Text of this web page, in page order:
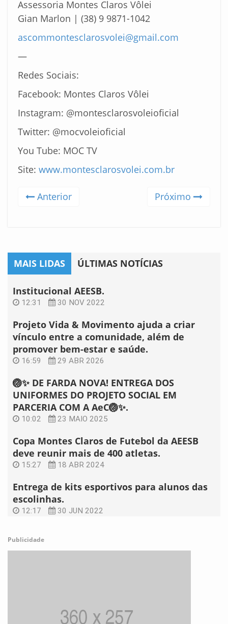
Assessoria Montes Claros Vôlei
Gian Marlon | (38) 9 9871-1042
ascommontesclarosvolei@gmail.com
—
Redes Sociais:
Facebook: Montes Claros Vôlei
Instagram: @montesclarosvoleioficial
Twitter: @mocvoleioficial
You Tube: MOC TV
Site: www.montesclarosvolei.com.br
Anterior Próximo
MAIS LIDAS ÚLTIMAS NOTÍCIAS
Institucional AEESB.
12:31 30 NOV 2022
Projeto Vida & Movimento ajuda a criar
vínculo entre a comunidade, além de
promover bem-estar e saúde.
16:59 29 ABR 2026
🏐✨ DE FARDA NOVA! ENTREGA DOS
UNIFORMES DO PROJETO SOCIAL EM
PARCERIA COM A AeC🏐✨.
10:02 23 MAIO 2025
Copa Montes Claros de Futebol da AEESB
deve reunir mais de 400 atletas.
15:27 18 ABR 2024
Entrega de kits esportivos para alunos das
escolinhas.
12:17 30 JUN 2022
Publicidade